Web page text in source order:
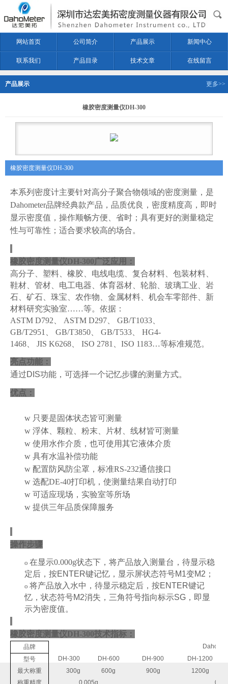
网站首页 公司简介 产品展示 新闻中心
联系我们 产品目录 技术文章 在线留言
产品展示 更多>>
橡胶密度测量仪DH-300
橡胶密度测量仪DH-300
本系列密度计主要针对高分子聚合物领域的密度测量， 是
Dahometer品牌经典款产品，品质优良，密度精度高，即时
显示密度值， 操作顺畅方便、省时；具有更好的测量稳定
性与可靠性 ； 适合要求较高的场合。
橡胶密度测量仪DH-300 广泛应用 ：
高分子、塑料、 橡胶、电线电缆、 复合材料、包装材料、
鞋材、管材、 电工电器、体育器材、轮胎、玻璃工业
岩
石、矿石、珠宝、农作物、金属材料、机会车零部件、 新
材料研究实验室……等。 依据：
ASTM D792、 ASTM D297、 GB/T1033、
GB/T2951、 GB/T3850、 GB/T533、 HG4-
1468、 JIS K6268、 ISO 2781、ISO 1183…等标准规范。
亮点功能：
通过DIS功能，可选择一个记忆步骤的测量方式。
优点：
w 只要是固体状态皆可测量
w 浮体、颗粒、粉末、片材、线材皆可测量
w 使用水作介质，也可使用其它液体介质
w 具有水温补偿功能
w 配置防风防尘罩 ，标准RS-232通信接口
w 选配DE-40打印机，使测量结果自动打印
w 可适应现场，实验室等所场
w 提供三年品质保障服务
操作步骤
o 在显示0.000g状态下， 将产品放入测量台， 待显示稳
定后 ，按ENTER键记忆 ，显示屏状态符号M1变M2 ；
o 将产品放入水中 ，待显示稳定后 ，按ENTER键记
忆 ，状态符号M2消失，三角符号指向标示SG ，即 显
示为密度值。
橡胶密度测量仪DH-300技术指标：
品牌
型号
DH-300 DH-600 DH-900
DH-1200
最大称重
300g 600g 900g
1200g
称重精度
0.005g